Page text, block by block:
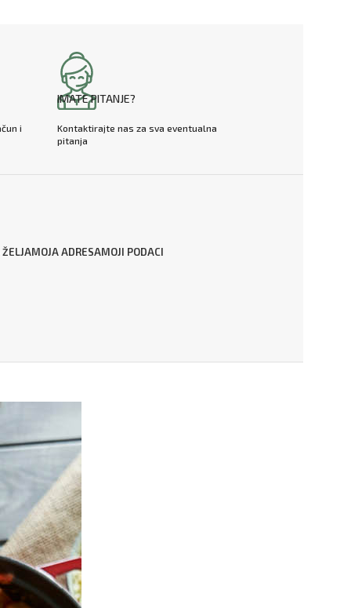
i
IMATE PITANJE?
Kontaktirajte nas za sva eventualna
pitanja
ŽELJAMOJA ADRESAMOJI PODACI